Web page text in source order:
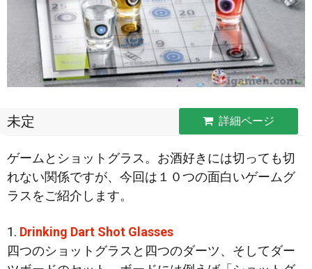
未定 詳細ページ
ゲームとショットグラス。お酒好きには切っても切
れない関係ですが、今回は１０つの面白いゲームグ
ラスをご紹介します。
1. Drinking Dart Shot Glasses
四つのショットグラスと四つのダーツ、そしてダー